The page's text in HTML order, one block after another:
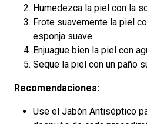
Humedezca la piel con la
Frote suavemente la piel
esponja suave.
Enjuague bien la piel con
Seque la piel con un paño
Recomendaciones:
Use el Jabón Antiséptico